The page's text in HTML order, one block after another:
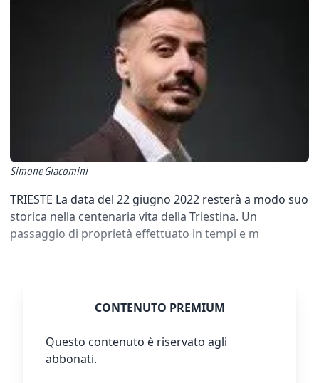
Simone Giacomini
TRIESTE La data del 22 giugno 2022 resterà a modo suo
storica nella centenaria vita della Triestina. Un
passaggio di proprietà effettuato in tempi e m
CONTENUTO PREMIUM
Questo contenuto è riservato agli
abbonati.